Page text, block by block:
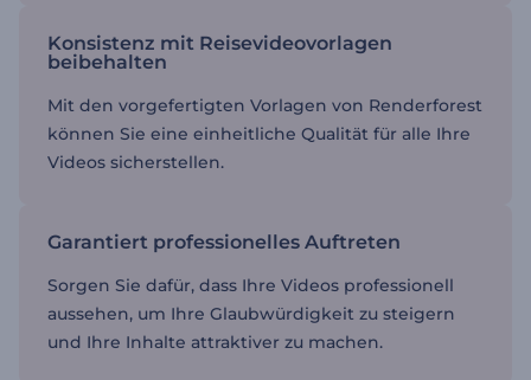
Konsistenz mit Reisevideovorlagen
beibehalten
Mit den vorgefertigten Vorlagen von Renderforest
können Sie eine einheitliche Qualität für alle Ihre
Videos sicherstellen.
Garantiert professionelles Auftreten
Sorgen Sie dafür, dass Ihre Videos professionell
aussehen, um Ihre Glaubwürdigkeit zu steigern
und Ihre Inhalte attraktiver zu machen.